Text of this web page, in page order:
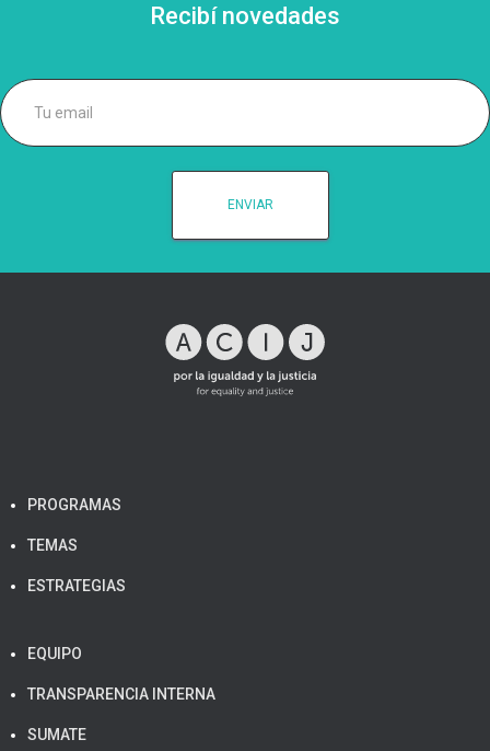
Recibí novedades
PROGRAMAS
TEMAS
ESTRATEGIAS
EQUIPO
TRANSPARENCIA INTERNA
SUMATE